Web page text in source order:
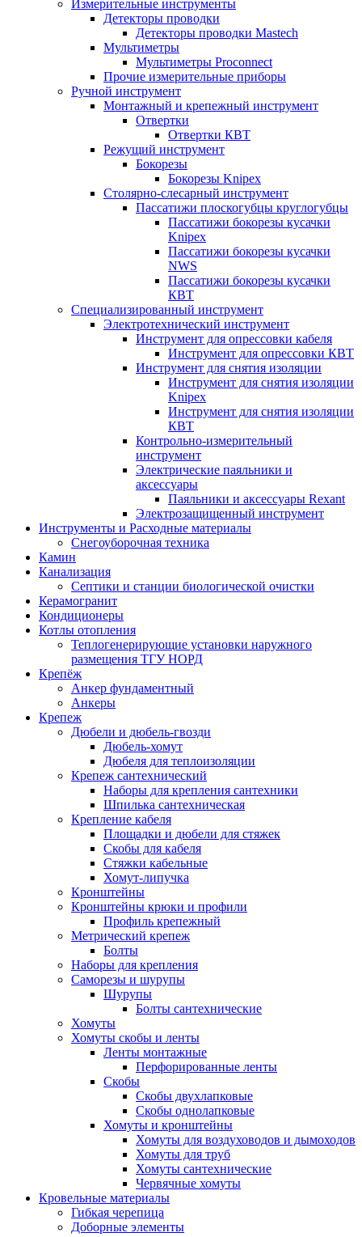
Измерительные инструменты
Детекторы проводки
Детекторы проводки Mastech
Мультиметры
Мультиметры Proconnect
Прочие измерительные приборы
Ручной инструмент
Монтажный и крепежный инструмент
Отвертки
Отвертки КВТ
Режущий инструмент
Бокорезы
Бокорезы Knipex
Столярно-слесарный инструмент
Пассатижи плоскогубцы круглогубцы
Пассатижи бокорезы кусачки
Knipex
Пассатижи бокорезы кусачки
NWS
Пассатижи бокорезы кусачки
КВТ
Специализированный инструмент
Электротехнический инструмент
Инструмент для опрессовки кабеля
Инструмент для опрессовки КВТ
Инструмент для снятия изоляции
Инструмент для снятия изоляции
Knipex
Инструмент для снятия изоляции
КВТ
Контрольно-измерительный
инструмент
Электрические паяльники и
аксессуары
Паяльники и аксессуары Rexant
Электрозащищенный инструмент
Инструменты и Расходные материалы
Снегоуборочная техника
Камин
Канализация
Септики и станции биологической очистки
Керамогранит
Кондиционеры
Котлы отопления
Теплогенерирующие установки наружного
размещения ТГУ НОРД
Крепёж
Анкер фундаментный
Анкеры
Крепеж
Дюбели и дюбель-гвозди
Дюбель-хомут
Дюбеля для теплоизоляции
Крепеж сантехнический
Наборы для крепления сантехники
Шпилька сантехническая
Крепление кабеля
Площадки и дюбели для стяжек
Скобы для кабеля
Стяжки кабельные
Хомут-липучка
Кронштейны
Кронштейны крюки и профили
Профиль крепежный
Метрический крепеж
Болты
Наборы для крепления
Саморезы и шурупы
Шурупы
Болты сантехнические
Хомуты
Хомуты скобы и ленты
Ленты монтажные
Перфорированные ленты
Скобы
Скобы двухлапковые
Скобы однолапковые
Хомуты и кронштейны
Хомуты для воздуховодов и дымоходов
Хомуты для труб
Хомуты сантехнические
Червячные хомуты
Кровельные материалы
Гибкая черепица
Доборные элементы